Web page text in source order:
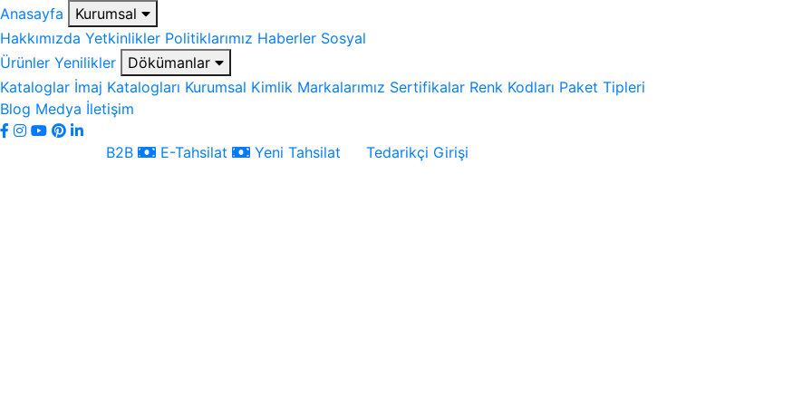
Anasayfa
Kurumsal
Hakkımızda Yetkinlikler Politiklarımız Haberler Sosyal
Ürünler Yenilikler
Dökümanlar
Kataloglar İmaj Katalogları Kurumsal Kimlik Markalarımız Sertifikalar Renk Kodları Paket Tipleri
Blog Medya İletişim
B2B E-Tahsilat Yeni Tahsilat Tedarikçi Girişi